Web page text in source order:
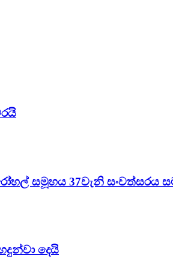
සමූහය 37වැනි සංවත්සරය
දෙයි